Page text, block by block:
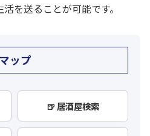
を送ることが可能です。
ップ
🍺 居酒屋検索